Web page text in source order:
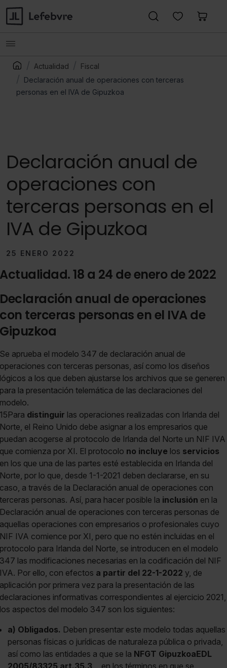
Actualidad
Fiscal
Declaración anual de operaciones con terceras
personas en el IVA de Gipuzkoa
Declaración anual de
operaciones con
terceras personas en el
IVA de Gipuzkoa
25 ENERO 2022
Actualidad. 18 a 24 de enero de 2022
Declaración anual de operaciones
con terceras personas en el IVA de
Gipuzkoa
Se aprueba el modelo 347 de declaración anual de
operaciones con terceras personas, así como los diseños
lógicos a los que deben ajustarse los archivos que se generen
para la presentación telemática de las declaraciones del
modelo.
15Para distinguir las operaciones realizadas con Irlanda del
Norte, el Reino Unido debe asignar a los empresarios que
puedan acogerse al protocolo de Irlanda del Norte un NIF IVA
que comienza por XI. El protocolo no incluye los servicios
en los que una de las partes esté establecida en Irlanda del
Norte, por lo que, desde 1-1-2021 deben declararse, en su
caso, a través de la Declaración anual de operaciones con
terceras personas. Así, para hacer posible la inclusión en la
Declaración anual de operaciones con terceras personas de
aquellas operaciones con empresarios o profesionales cuyo
NIF IVA comience por XI, pero que no estén incluidas en el
protocolo para Irlanda del Norte, se introducen en el modelo
347 las modificaciones necesarias en la codificación del NIF
IVA. Por ello, con efectos a partir del 22-1-2022 y, de
aplicación por primera vez para la presentación de las
declaraciones informativas correspondientes al ejercicio 2021,
los aspectos del modelo 347 son los siguientes:
a) Obligados. Deben presentar este modelo todas aquellas
personas físicas o jurídicas de naturaleza pública o privada,
así como las entidades a que se la NFGT GipuzkoaEDL
2005/83325 art.35.3 , en los términos en que se